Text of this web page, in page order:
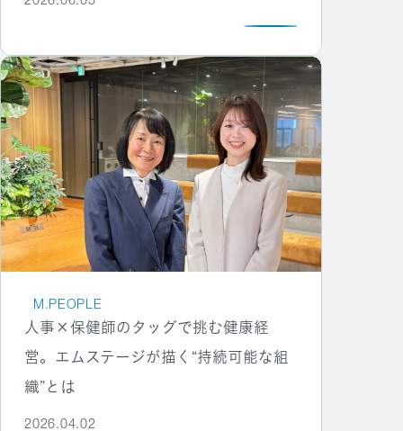
M.PEOPLE
人事×保健師のタッグで挑む健康経
営。エムステージが描く“持続可能な組
織”とは
2026.04.02